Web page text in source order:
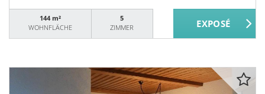
144 m²
WOHNFLÄCHE
5
ZIMMER